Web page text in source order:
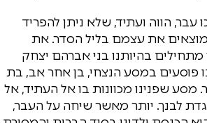
עבר, הווה ועתיד, שלא ניתן להפריד
מוצאים את עצמם בליל הסדר. את
בהיותנו בני אברהם יצחק
פוסעים במסע הנצחי, בן אחר אב, בת
מסע שפנינו מכוונות בו אל העתיד, אל
לבנך. יותר מאשר שיחה על העבר,